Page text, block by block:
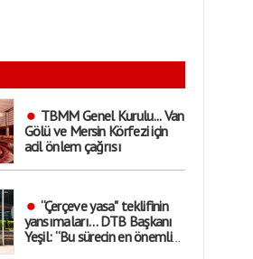
TBMM Genel Kurulu... Van
Gölü ve Mersin Körfezi için
acil önlem çağrısı
“Çerçeve yasa" teklifinin
yansımaları… DTB Başkanı
Yeşil: “Bu sürecin en önemli